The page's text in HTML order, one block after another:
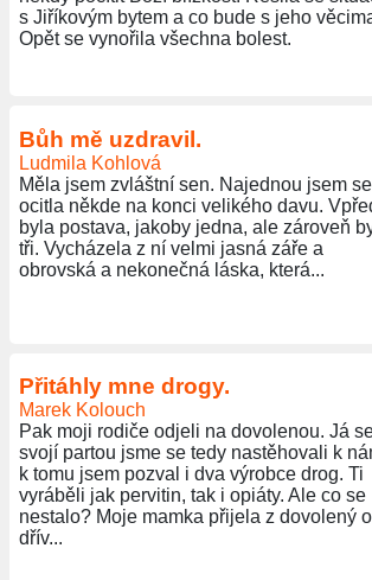
s Jiříkovým bytem a co bude s jeho
Opět se vynořila všechna bolest.
Bůh mě uzdravil.
Ludmila Kohlová
Měla jsem zvláštní sen. Najednou jsem se
ocitla někde na konci velikého davu.
byla postava, jakoby jedna, ale zároveň
tři. Vycházela z ní velmi jasná záře a
obrovská a nekonečná láska, která...
Přitáhly mne drogy.
Marek Kolouch
Pak moji rodiče odjeli na dovolenou. Já
svojí partou jsme se tedy nastěhovali k
k tomu jsem pozval i dva výrobce drog. Ti
vyráběli jak pervitin, tak i opiáty. Ale co se
nestalo? Moje mamka přijela z dovolený
dřív...